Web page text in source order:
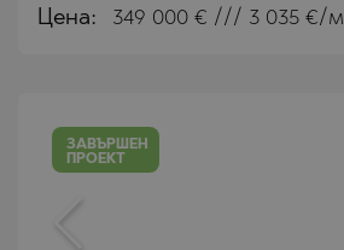
Цена: 349 000 € /// 3 035 €/м
ЗАВЪРШЕН
ПРОЕКТ